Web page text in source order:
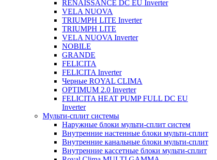
RENAISSANCE DC EU Inverter
VELA NUOVA
TRIUMPH LITE Inverter
TRIUMPH LITE
VELA NUOVA Inverter
NOBILE
GRANDE
FELICITA
FELICITA Inverter
Черные ROYAL CLIMA
OPTIMUM 2.0 Inverter
FELICITA HEAT PUMP FULL DC EU
Inverter
Мульти-сплит системы
Наружные блоки мульти-сплит систем
Внутренние настенные блоки мульти-сплит
Внутренние канальные блоки мульти-сплит
Внутренние кассетные блоки мульти-сплит